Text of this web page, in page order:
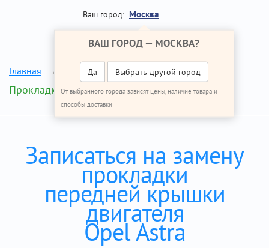
Ваш город: Москва
ВАШ ГОРОД — МОСКВА?
Да Выбрать другой город
От выбранного города зависят цены, наличие товара и
способы доставки
Главная Ремонт Опель Астра
Прокладка передней крышки
Записаться на замену
прокладки
передней крышки
двигателя
Opel Astra